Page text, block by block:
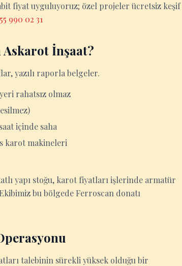
fiyat uyguluyoruz; özel projeler ücretsiz keşif
990 02 31
İnşaat?
yazılı raporla belgeler.
rahatsız olmaz
içinde saha
karot makineleri
yapı stoğu, karot fiyatları işlerinde armatür
bu bölgede Ferroscan donatı
talebinin sürekli yüksek olduğu bir